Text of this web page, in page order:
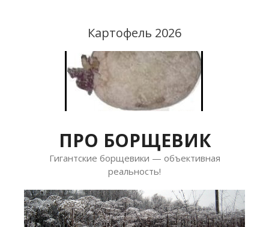
Картофель 2026
ПРО БОРЩЕВИК
Гигантские борщевики — объективная
реальность!